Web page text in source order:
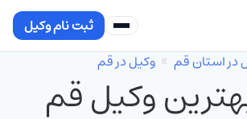
ثبت نام وکیل
در استان قم وکیل در قم
وکیل قم